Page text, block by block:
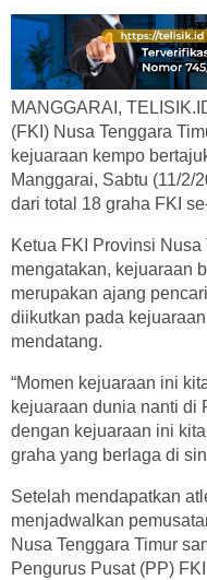
MANGGARAI,
(FKI) Nusa Tenggara
kejuaraan kempo
Manggarai, Sabtu (11/2/
dari total 18 graha FKI
Ketua FKI Provinsi
mengatakan, kejuaraan
merupakan ajang
diikutkan pada
mendatang.
“Momen kejuaraan ini
kejuaraan dunia nanti di
dengan kejuaraan ini
graha yang berlaga di
Setelah mendapatkan
menjadwalkan
Nusa Tenggara Timur
Pengurus Pusat (PP)